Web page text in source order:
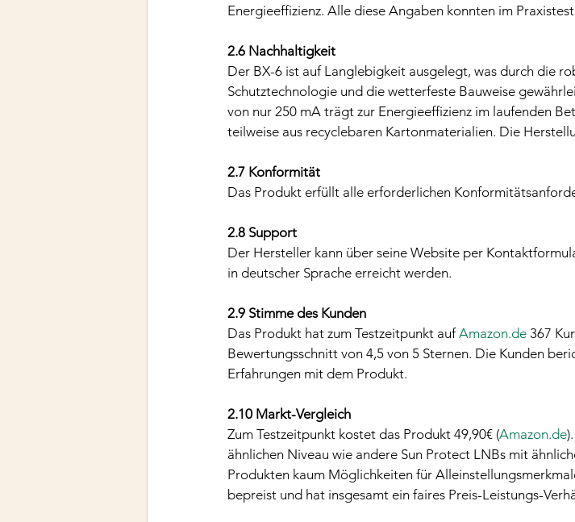
Energieeffizienz. Alle diese Angaben konnten im
2.6 Nachhaltigkeit
Der BX-6 ist auf Langlebigkeit ausgelegt, was durch die
Schutztechnologie und die wetterfeste Bauweise
von nur 250 mA trägt zur Energieeffizienz im laufenden
teilweise aus recyclebaren Kartonmaterialien. Die
2.7 Konformität
Das Produkt erfüllt alle erforderlichen
2.8 Support
Der Hersteller kann über seine Website per
in deutscher Sprache erreicht werden.
2.9 Stimme des Kunden
Das Produkt hat zum Testzeitpunkt auf Amazon.de 367
Bewertungsschnitt von 4,5 von 5 Sternen. Die Kunden
Erfahrungen mit dem Produkt.
2.10 Markt-Vergleich
Zum Testzeitpunkt kostet das Produkt 49,90€ (Amazon.de
ähnlichen Niveau wie andere Sun Protect LNBs mit
Produkten kaum Möglichkeiten für
bepreist und hat insgesamt ein faires Preis-Leistungs-